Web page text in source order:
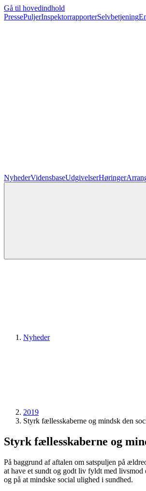
Gå til hovedindhold
PressePuljerInspektorrapporterSelvbetjening
NyhederVidensbaseUdgivelserHøringer
Nyheder
2019
Styrk fællesskaberne og mindsk den
Styrk fællesskaberne og
På baggrund af aftalen om satspuljen på
at have et sundt og godt liv fyldt med
og på at mindske social ulighed i sundhed.